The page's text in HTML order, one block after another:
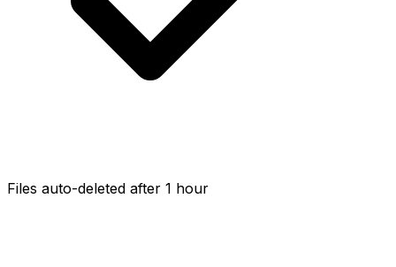
Files auto-deleted after 1 hour